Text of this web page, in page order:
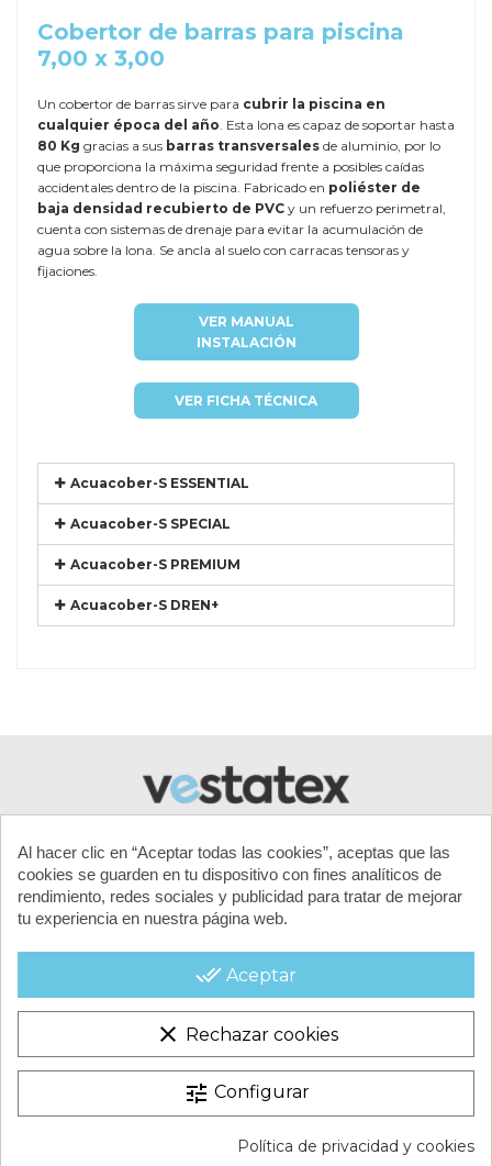
Cobertor de barras para piscina
7,00 x 3,00
Un cobertor de barras sirve para cubrir la piscina en
cualquier época del año. Esta lona es capaz de soportar hasta
80 Kg gracias a sus barras transversales de aluminio, por lo
que proporciona la máxima seguridad frente a posibles caídas
accidentales dentro de la piscina. Fabricado en poliéster de
baja densidad recubierto de PVC y un refuerzo perimetral,
cuenta con sistemas de drenaje para evitar la acumulación de
agua sobre la lona. Se ancla al suelo con carracas tensoras y
fijaciones.
VER MANUAL
INSTALACIÓN
VER FICHA TÉCNICA
Acuacober-S ESSENTIAL
Acuacober-S SPECIAL
Acuacober-S PREMIUM
Acuacober-S DREN+
CONTACTA CON NOSOTROS
CONDICIONES COMERCIALES
Aviso legal |
Términos y condiciones |
Política de Privacidad | Mapa del Sitio
Al hacer clic en “Aceptar todas las cookies”, aceptas que las
cookies se guarden en tu dispositivo con fines analíticos de
rendimiento, redes sociales y publicidad para tratar de mejorar
tu experiencia en nuestra página web.
done_all Aceptar
clear Rechazar cookies
tune Configurar
Política de privacidad y cookies